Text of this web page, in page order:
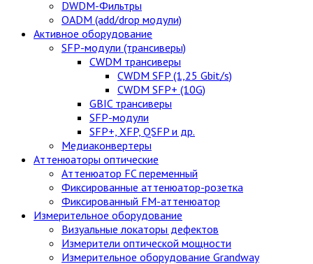
DWDM-Фильтры
OADM (add/drop модули)
Активное оборудование
SFP-модули (трансиверы)
CWDM трансиверы
CWDM SFP (1,25 Gbit/s)
CWDM SFP+ (10G)
GBIC трансиверы
SFP-модули
SFP+, XFP, QSFP и др.
Медиаконвертеры
Аттенюаторы оптические
Аттенюатор FC переменный
Фиксированные аттенюатор-розетка
Фиксированный FM-аттенюатор
Измерительное оборудование
Визуальные локаторы дефектов
Измерители оптической мощности
Измерительное оборудование Grandway